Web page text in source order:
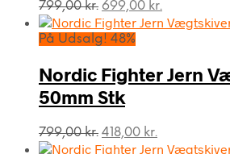
799,00kr. Den
oprindelige
pris
799,00 kr..
699,00 kr.
aktuelle
699,00 kr..
På Udsalg! 48%
Nordic Fighter Jern
50mm Stk
799,00kr. Den
oprindelige
418,00 kr.
aktuelle